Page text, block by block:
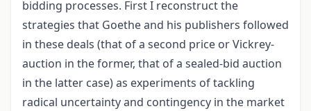
bidding processes. First I reconstruct the
strategies that Goethe and his publishers followed
in these deals (that of a second price or Vickrey-
auction in the former, that of a sealed-bid auction
in the latter case) as experiments of tackling
radical uncertainty and contingency in the market